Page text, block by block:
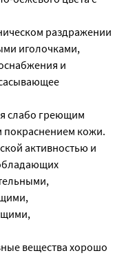
раздражении
иголочками,
и
слабо греющим
кожи.
активностью и
вещества хорошо